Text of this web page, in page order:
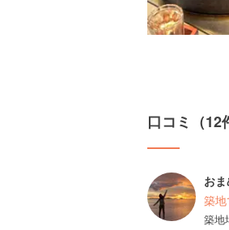
口コミ（12
お
築
築地